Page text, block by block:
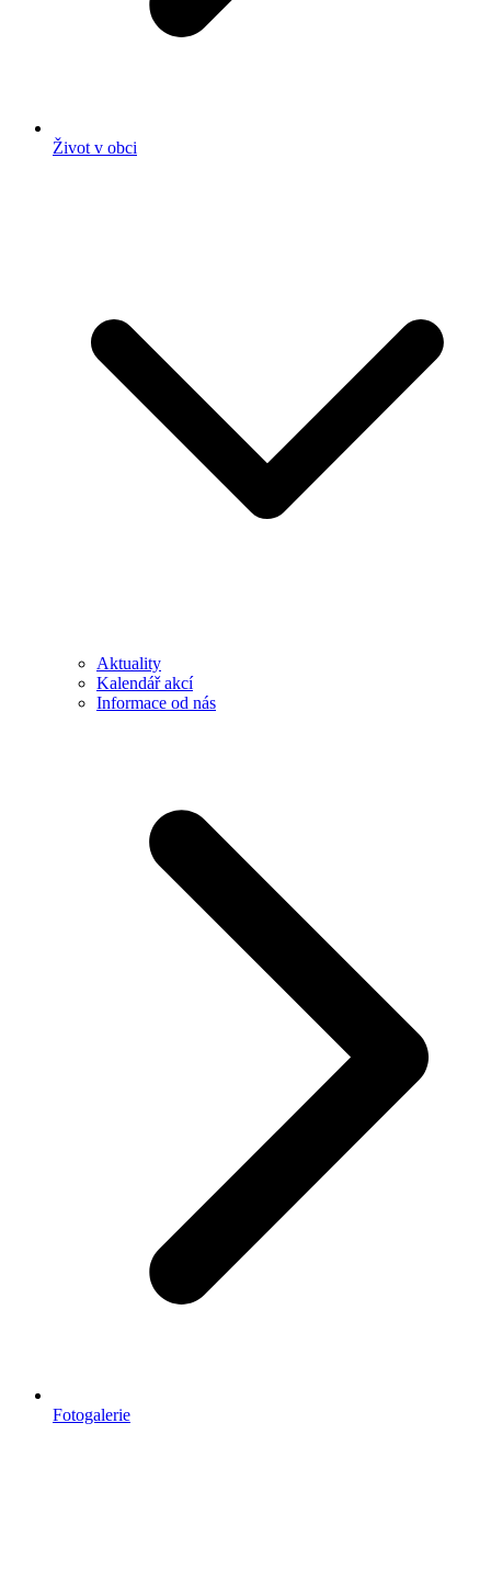
Život v obci
Aktuality
Kalendář akcí
Informace od nás
Fotogalerie